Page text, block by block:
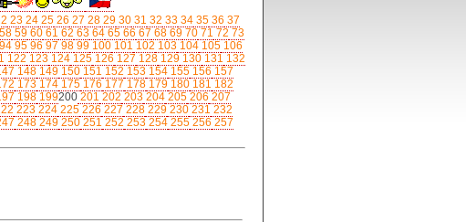
23 24 25 26 27 28 29 30 31 32 33 34 35 36 37
58 59 60 61 62 63 64 65 66 67 68 69 70 71 72 73
94 95 96 97 98 99 100 101 102 103 104 105 106
122 123 124 125 126 127 128 129 130 131 132
148 149 150 151 152 153 154 155 156 157
173 174 175 176 177 178 179 180 181 182
198 199200 201 202 203 204 205 206 207
223 224 225 226 227 228 229 230 231 232
248 249 250 251 252 253 254 255 256 257